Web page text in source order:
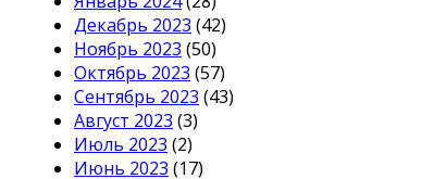
Декабрь 2023 (42)
Ноябрь 2023 (50)
Октябрь 2023 (57)
Сентябрь 2023 (43)
Август 2023 (3)
Июль 2023 (2)
Июнь 2023 (17)